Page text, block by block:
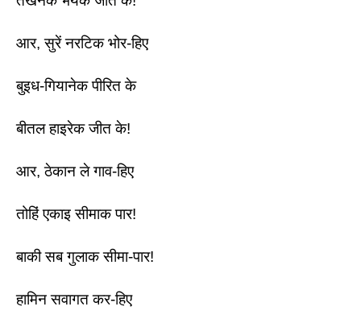
आर, सुरें नरटिक भोर-हिए
बुइध-गियानेक पीरित के
बीतल हाइरेक जीत के!
आर, ठेकान ले गाव-हिए
तोहिं एकाइ सीमाक पार!
बाकी सब गुलाक सीमा-पार!
हामिन सवागत कर-हिए